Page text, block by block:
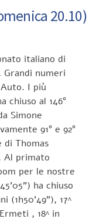
20.10)
italiano di
Grandi numeri
I più
chiuso al 146°
Simone
91° e 92°
Thomas
Al primato
per le nostre
ha chiuso
(1h50’49”), 17^
, 18^ in